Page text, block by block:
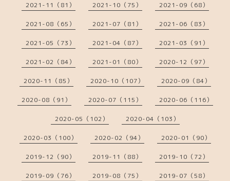
2021-11（81） 2021-10（75） 2021-09（68）
2021-08（65） 2021-07（81） 2021-06（83）
2021-05（73） 2021-04（87） 2021-03（91）
2021-02（84） 2021-01（80） 2020-12（97）
2020-11（85） 2020-10（107） 2020-09（84）
2020-08（91） 2020-07（115） 2020-06（116）
2020-05（102） 2020-04（103）
2020-03（100） 2020-02（94） 2020-01（90）
2019-12（90） 2019-11（88） 2019-10（72）
2019-09（76） 2019-08（75） 2019-07（58）